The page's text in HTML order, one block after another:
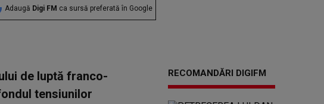
Adaugă Digi FM ca sursă preferată în Google
de luptă franco-
tensiunilor
RECOMANDĂRI DIGIFM